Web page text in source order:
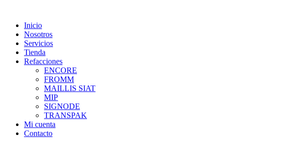
contentInicio
Nosotros
Servicios
Tienda
Refacciones
ENCORE
FROMM
MAILLIS SIAT
MIP
SIGNODE
TRANSPAK
Mi cuenta
Contacto